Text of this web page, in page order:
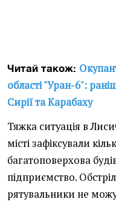
Читай також:
області "Уран-6":
Сирії та Карабаху
Тяжка ситуація в
місті зафіксували
багатоповерхова
підприємство.
рятувальники не